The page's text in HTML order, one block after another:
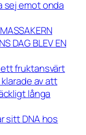
sej emot onda
DAG BLEV EN
fruktansvärt
av att
långa
sitt DNA hos